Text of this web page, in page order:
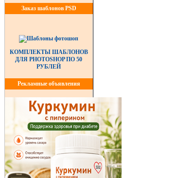
Заказ шаблонов PSD
КОМПЛЕКТЫ ШАБЛОНОВ
ДЛЯ PHOTOSHOP ПО 50
РУБЛЕЙ
Рекламные объявления